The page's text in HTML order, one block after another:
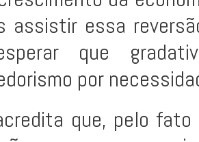
assistir essa
que
por
que, pelo